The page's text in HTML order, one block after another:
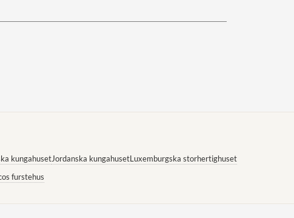
kungahusetJordanska kungahusetLuxemburgska storhertighuset
furstehus